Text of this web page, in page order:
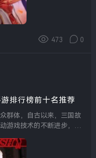
473 0
排行榜前十名推荐
群体，自古以来，三国故
游戏技术的不断进步，越
受欢迎的三国题材手...